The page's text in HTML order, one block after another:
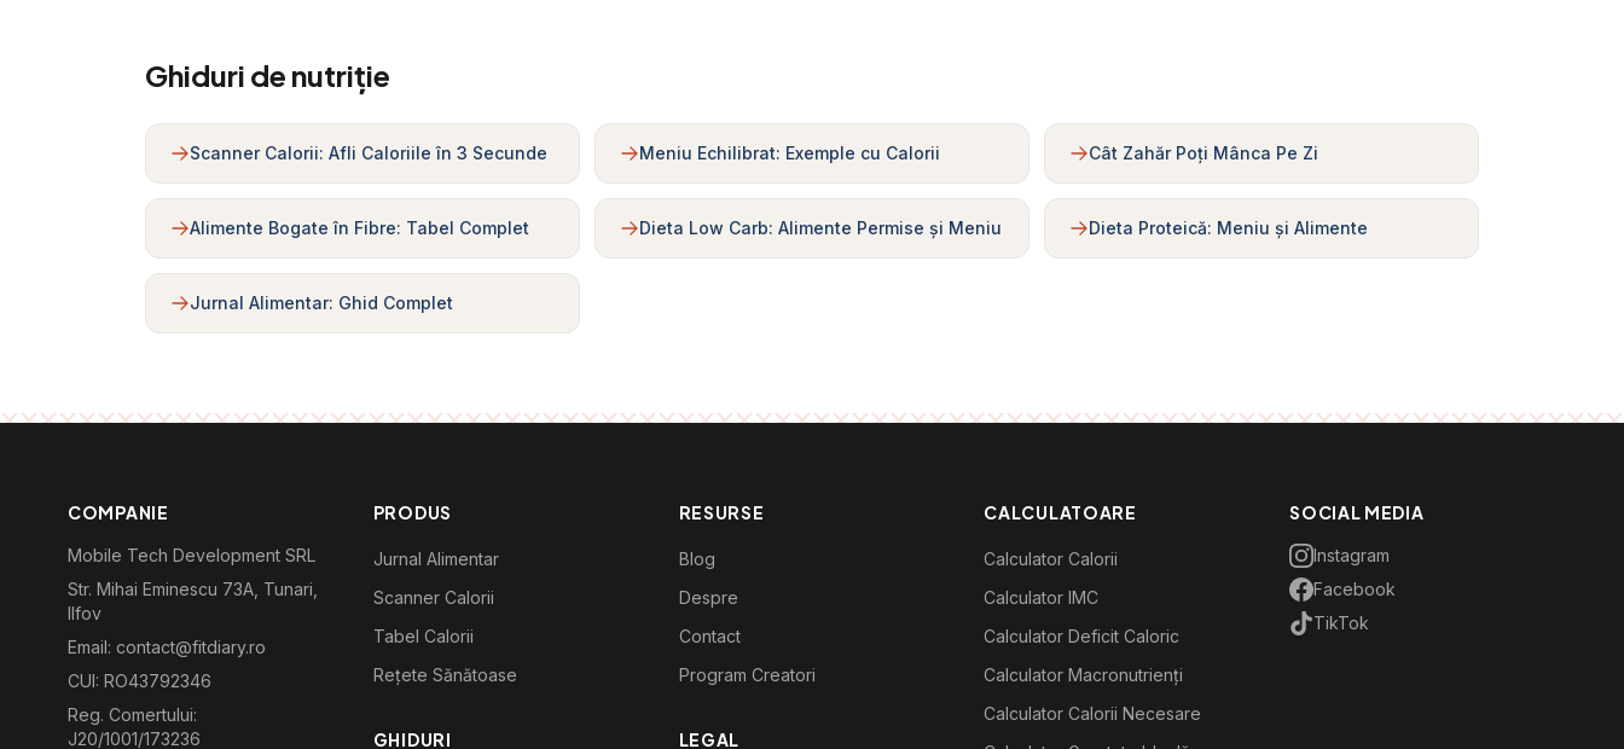
Ghiduri de nutriție
Scanner Calorii: Afli Caloriile în 3 Secunde Meniu Echilibrat: Exemple cu Calorii Cât Zahăr Poți Mânca Pe Zi
Alimente Bogate în Fibre: Tabel Complet Dieta Low Carb: Alimente Permise și Meniu Dieta Proteică: Meniu și Alimente
Jurnal Alimentar: Ghid Complet
COMPANIE
Mobile Tech Development SRL
Str. Mihai Eminescu 73A, Tunari,
Ilfov
Email: contact@fitdiary.ro
CUI: RO43792346
Reg. Comertului:
J20/1001/173236
PRODUS
Jurnal Alimentar
Scanner Calorii
Tabel Calorii
Rețete Sănătoase
GHIDURI
RESURSE
Blog
Despre
Contact
Program Creatori
LEGAL
CALCULATOARE
Calculator Calorii
Calculator IMC
Calculator Deficit Caloric
Calculator Macronutrienți
Calculator Calorii Necesare
SOCIAL MEDIA
Instagram
Facebook
TikTok